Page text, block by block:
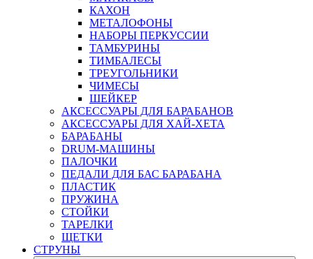
КАХОН
МЕТАЛОФОНЫ
НАБОРЫ ПЕРКУССИИ
ТАМБУРИНЫ
ТИМБАЛЕСЫ
ТРЕУГОЛЬНИКИ
ЧИМЕСЫ
ШЕЙКЕР
АКСЕССУАРЫ ДЛЯ БАРАБАНОВ
АКСЕССУАРЫ ДЛЯ ХАЙ-ХЕТА
БАРАБАНЫ
DRUM-МАШИНЫ
ПАЛОЧКИ
ПЕДАЛИ ДЛЯ БАС БАРАБАНА
ПЛАСТИК
ПРУЖИНА
СТОЙКИ
ТАРЕЛКИ
ЩЕТКИ
СТРУНЫ